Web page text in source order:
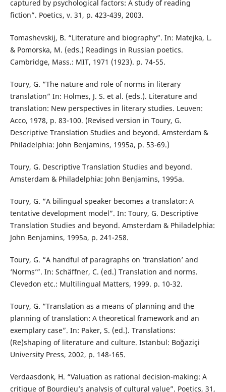
captured by psychological factors: A study of reading
fiction”. Poetics, v. 31, p. 423-439, 2003.
Tomashevskij, B. “Literature and biography”. In: Matejka, L.
& Pomorska, M. (eds.) Readings in Russian poetics.
Cambridge, Mass.: MIT, 1971 (1923). p. 74-55.
Toury, G. “The nature and role of norms in literary
translation” In: Holmes, J. S. et al. (eds.). Literature and
translation: New perspectives in literary studies. Leuven:
Acco, 1978, p. 83-100. (Revised version in Toury, G.
Descriptive Translation Studies and beyond. Amsterdam &
Philadelphia: John Benjamins, 1995a, p. 53-69.)
Toury, G. Descriptive Translation Studies and beyond.
Amsterdam & Philadelphia: John Benjamins, 1995a.
Toury, G. “A bilingual speaker becomes a translator: A
tentative development model”. In: Toury, G. Descriptive
Translation Studies and beyond. Amsterdam & Philadelphia:
John Benjamins, 1995a, p. 241-258.
Toury, G. “A handful of paragraphs on ‘translation’ and
‘Norms’”. In: Schäffner, C. (ed.) Translation and norms.
Clevedon etc.: Multilingual Matters, 1999. p. 10-32.
Toury, G. “Translation as a means of planning and the
planning of translation: A theoretical framework and an
exemplary case”. In: Paker, S. (ed.). Translations:
(Re)shaping of literature and culture. Istanbul: Boğaziçi
University Press, 2002, p. 148-165.
Verdaasdonk, H. “Valuation as rational decision-making: A
critique of Bourdieu’s analysis of cultural value”. Poetics, 31,